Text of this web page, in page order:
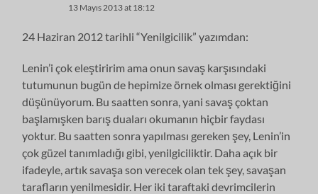
13 Mayıs 2013 at 18:12
24 Haziran 2012 tarihli “Yenilgicilik” yazımdan:
Lenin’i çok eleştiririm ama onun savaş karşısındaki
tutumunun bugün de hepimize örnek olması gerektiğini
düşünüyorum. Bu saatten sonra, yani savaş çoktan
başlamışken barış duaları okumanın hiçbir faydası
yoktur. Bu saatten sonra yapılması gereken şey, Lenin’in
çok güzel tanımladığı gibi, yenilgiciliktir. Daha açık bir
ifadeyle, artık savaşa son verecek olan tek şey, savaşan
tarafların yenilmesidir. Her iki taraftaki devrimcilerin